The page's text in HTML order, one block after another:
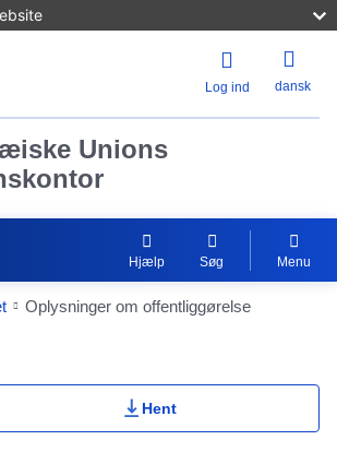
Log ind dansk
Unions
Hjælp Søg Menu
Oplysninger om offentliggørelse
Actions Portlet
Hent